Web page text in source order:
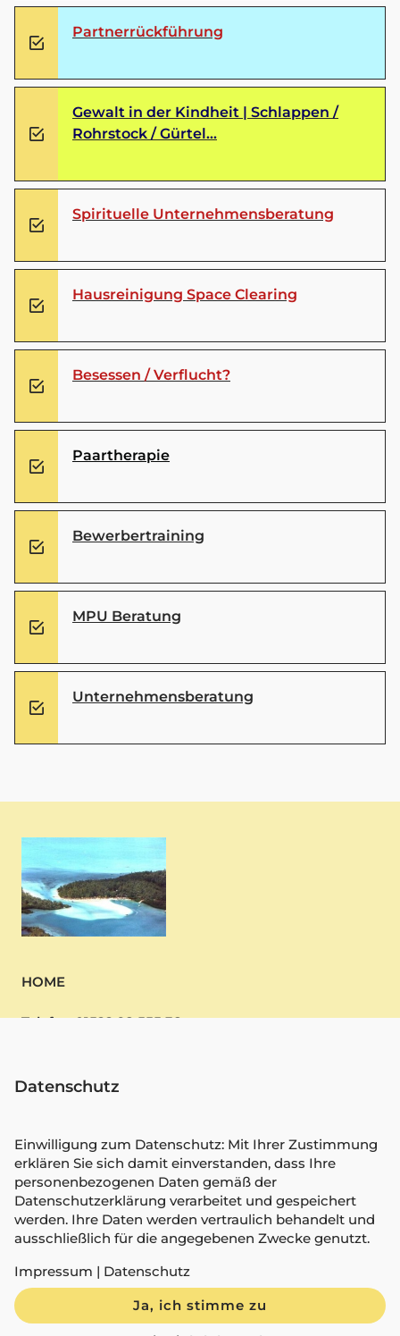
Partnerrückführung
Gewalt in der Kindheit | Schlappen /
Rohrstock / Gürtel...
Spirituelle Unternehmensberatung
Hausreinigung Space Clearing
Besessen / Verflucht?
Paartherapie
Bewerbertraining
MPU Beratung
Unternehmensberatung
Datenschutz
Einwilligung zum Datenschutz: Mit Ihrer Zustimmung
erklären Sie sich damit einverstanden, dass Ihre
personenbezogenen Daten gemäß der
Datenschutzerklärung verarbeitet und gespeichert
werden. Ihre Daten werden vertraulich behandelt und
ausschließlich für die angegebenen Zwecke genutzt.
Impressum | Datenschutz
Ja, ich stimme zu
HOME
Telefon 01522 98 555 38
MPU Vorbereitung
Unternehmensberatung
Paartherapie